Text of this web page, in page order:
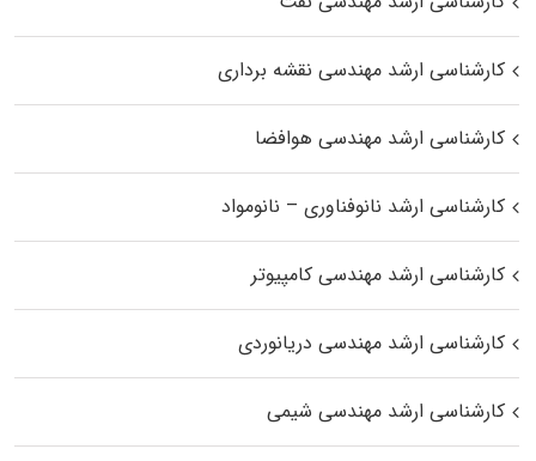
کارشناسی ارشد مهندسی نقشه برداری
کارشناسی ارشد مهندسی هوافضا
کارشناسی ارشد نانوفناوری – نانومواد
کارشناسی ارشد مهندسی کامپیوتر
کارشناسی ارشد مهندسی دریانوردی
کارشناسی ارشد مهندسی شیمی